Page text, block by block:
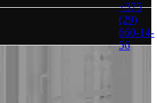
Hitachi
LG
+375
(29)
660-14-
56